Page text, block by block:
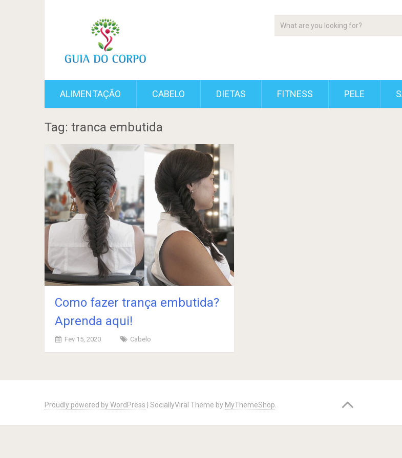
ALIMENTAÇÃO CABELO DIETAS FITNESS PELE
Tag: tranca embutida
Como fazer trança embutida?
Aprenda aqui!
Fev 15, 2020 Cabelo
navigation
Proudly powered by WordPress SociallyViral Theme by MyThemeShop.